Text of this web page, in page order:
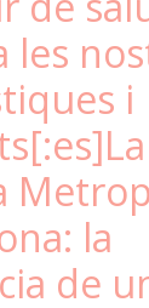
les
i
la
de